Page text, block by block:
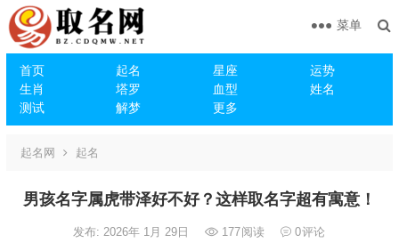
首页 起名 星座
运势
生肖
塔罗 血型
姓名
测试
解梦 更多
菜单
起名网 起名
男孩名字属虎带泽好不好？这样取名字超有寓意！
发布: 2026年 1月 29日 177阅读 0评论